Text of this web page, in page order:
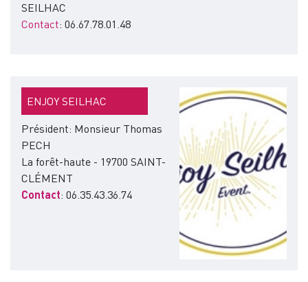
SEILHAC
Contact: 06.67.78.01.48
ENJOY SEILHAC
Président: Monsieur Thomas
PECH
La forêt-haute - 19700 SAINT-
CLÉMENT
Contact: 06.35.43.36.74
Image